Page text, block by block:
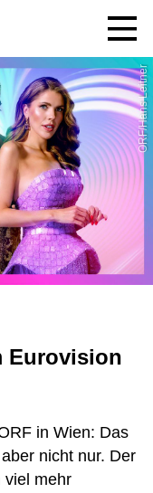
ORF/Hans Leitner
Eurovision
in Wien: Das
nicht nur. Der
viel mehr